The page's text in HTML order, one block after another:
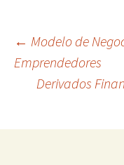
de
← Modelo de
Emprendedores
Derivados